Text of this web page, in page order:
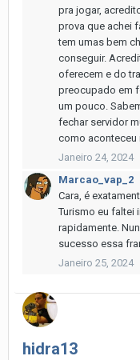
pra jogar,
prova que achei
tem umas bem
conseguir.
oferecem e do
preocupado em
um pouco.
fechar servidor
como aconteceu
Janeiro 24, 2024
Marcao_vap_2
Cara, é
Turismo eu faltei
rapidamente.
sucesso essa
Janeiro 25, 2024
hidra13